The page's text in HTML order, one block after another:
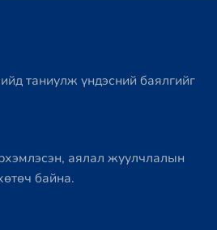
таниулж үндэсний баялгийг
аялал жуулчлалын
байна.